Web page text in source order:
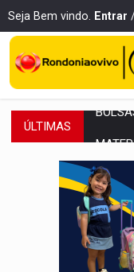
Seja Bem vindo. Entrar
ÚLTIMAS
VÍDEO:
VÍDEO: